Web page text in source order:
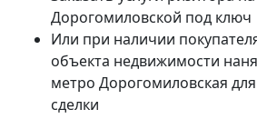
Дорогомиловской под ключ
Или при наличии
объекта недвижимости
метро Дорогомиловская
сделки